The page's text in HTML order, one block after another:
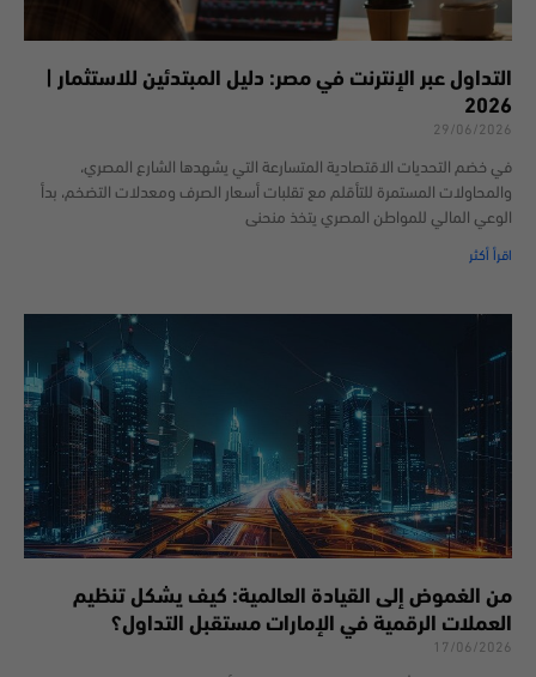
التداول عبر الإنترنت في مصر: دليل المبتدئين للاستثمار |
2026
29/06/2026
في خضم التحديات الاقتصادية المتسارعة التي يشهدها الشارع المصري،
والمحاولات المستمرة للتأقلم مع تقلبات أسعار الصرف ومعدلات التضخم، بدأ
الوعي المالي للمواطن المصري يتخذ منحنى
اقرأ أكثر
من الغموض إلى القيادة العالمية: كيف يشكل تنظيم
العملات الرقمية في الإمارات مستقبل التداول؟
17/06/2026